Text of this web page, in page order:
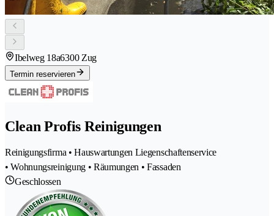
Ibelweg 18a6300 Zug
Termin reservieren
Clean Profis Reinigungen
Reinigungsfirma • Hauswartungen Liegenschaftenservice
• Wohnungsreinigung • Räumungen • Fassaden
Geschlossen